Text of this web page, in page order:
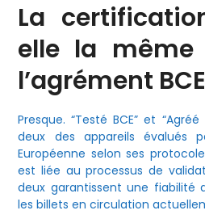
La
elle la même
l’agrément
Presque. “Testé BCE” et
deux des appareils évalués
Européenne selon ses
est liée au processus de
deux garantissent une fiabilité
les billets en circulation